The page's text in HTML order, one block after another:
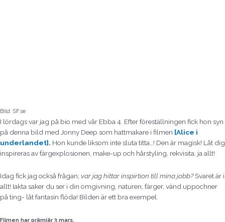
Bild: SF.se
I lördags var jag på bio med vår Ebba 4. Efter föreställningen fick hon syn
på denna bild med Jonny Deep som hattmakare i filmen [Alice i
underlandet]. Hon kunde liksom inte sluta titta…! Den är magisk! Låt dig
inspireras av färgexplosionen, make-up och hårstyling, rekvisita, ja allt!
Idag fick jag också frågan; var jag hittar inspirtion till mina jobb?Svaret är i
allt! Iakta saker du ser i din omgivning, naturen, färger, vänd uppochner
på ting- låt fantasin flöda! Bilden är ett bra exempel.
Filmen har prämiär 3 mars.